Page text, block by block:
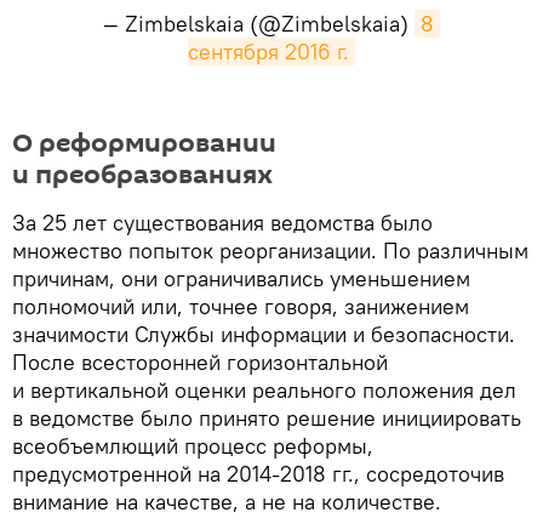
— Zimbelskaia (@Zimbelskaia) 8
сентября 2016 г.
О реформировании
и преобразованиях
За 25 лет существования ведомства было
множество попыток реорганизации. По различным
причинам, они ограничивались уменьшением
полномочий или, точнее говоря, занижением
значимости Службы информации и безопасности.
После всесторонней горизонтальной
и вертикальной оценки реального положения дел
в ведомстве было принято решение инициировать
всеобъемлющий процесс реформы,
предусмотренной на 2014-2018 гг., сосредоточив
внимание на качестве, а не на количестве.